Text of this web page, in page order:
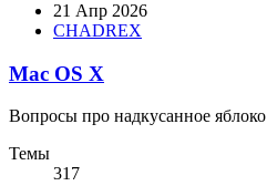
21 Апр 2026
CHADREX
Mac OS X
Вопросы про надкусанное яблоко
Темы
317